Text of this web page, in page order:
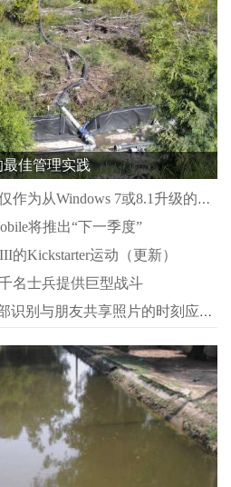
佳管理实践
微软表示，Windows 10仅作为从Windows 7或8.1升级的升级
将推出“下一季度”
的Kickstarter运动（更新）
名士兵提供巨型战斗
Facebook推出了使用面部识别与朋友共享照片的时刻应用程序
上的接下来的3家公司
Dash Radio希望通过新的DJ策致音乐服务回到广播的根源
元才能留在水晶球之上
M9使用用iPhone拍摄的照片
报警